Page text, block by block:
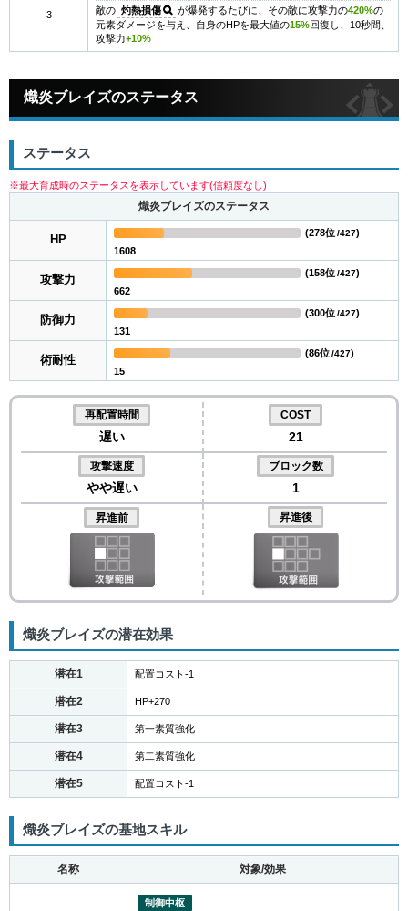
3
敵の 灼熱損傷 が爆発するたびに、その敵に攻撃力の420%の
元素ダメージを与え、自身のHPを最大値の15%回復し、10秒間、
攻撃力+10%
熾炎ブレイズのステータス
ステータス
※最大育成時のステータスを表示しています(信頼度なし)
熾炎ブレイズのステータス
HP
1608
(278位/427)
攻撃力
662
(158位/427)
防御力
131
(300位/427)
術耐性
15
(86位/427)
再配置時間
遅い
COST
21
攻撃速度
やや遅い
ブロック数
1
昇進前 昇進後
熾炎ブレイズの潜在効果
潜在1 配置コスト-1
潜在2 HP+270
潜在3 第一素質強化
潜在4 第二素質強化
潜在5 配置コスト-1
熾炎ブレイズの基地スキル
名称 対象/効果
制御中枢